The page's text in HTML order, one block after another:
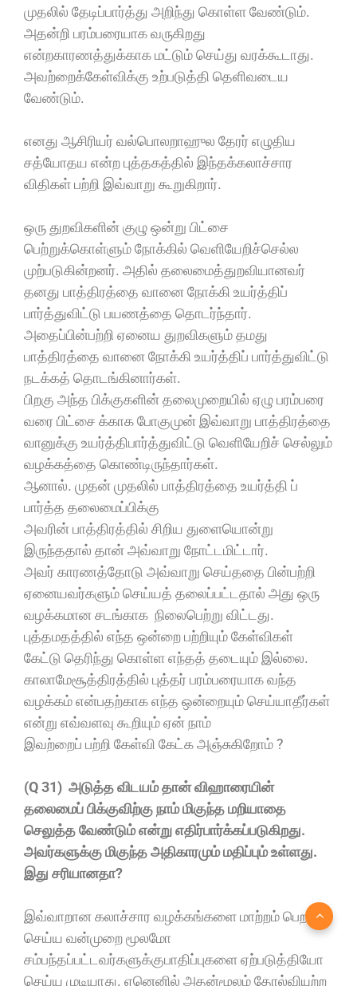
முதலில் தேடிப்பார்த்து அறிந்து கொள்ள வேண்டும்.
அதன்றி பரம்பரையாக வருகிறது
என்றகாரணத்துக்காக மட்டும் செய்து வரக்கூடாது.
அவற்றைக்கேள்விக்கு உற்படுத்தி தெளிவடைய
வேண்டும்.
எனது ஆசிரியர் வல்பொலறாஹுல தேரர் எழுதிய
சத்யோதய என்ற புத்தகத்தில் இந்தக்கலாச்சார
விதிகள் பற்றி இவ்வாறு கூறுகிறார்.
ஒரு துறவிகளின் குழு ஒன்று பிட்சை
பெற்றுக்கொள்ளும் நோக்கில் வெளியேறிச்செல்ல
முற்படுகின்றனர். அதில் தலைமைத்துறவியானவர்
தனது பாத்திரத்தை வானை நோக்கி உயர்த்திப்
பார்த்துவிட்டு பயணத்தை தொடர்ந்தார்.
அதைப்பின்பற்றி ஏனைய துறவிகளும் தமது
பாத்திரத்தை வானை நோக்கி உயர்த்திப் பார்த்துவிட்டு
நடக்கத் தொடங்கினார்கள்.
பிறகு அந்த பிக்குகளின் தலைமுறையில் ஏழு பரம்பரை
வரை பிட்சை க்காக போகுமுன் இவ்வாறு பாத்திரத்தை
வானுக்கு உயர்த்திபார்த்துவிட்டு வெளியேறிச் செல்லும்
வழக்கத்தை கொண்டிருந்தார்கள்.
ஆனால். முதன் முதலில் பாத்திரத்தை உயர்த்தி ப்
பார்த்த தலைமைப்பிக்கு
அவரின் பாத்திரத்தில் சிறிய துளையொன்று
இருந்ததால் தான் அவ்வாறு நோட்டமிட்டார்.
அவர் காரணத்தோடு அவ்வாறு செய்ததை பின்பற்றி
ஏனையவர்களும் செய்யத் தலைப்பட்டதால் அது ஒரு
வழக்கமான சடங்காக நிலைபெற்று விட்டது.
புத்தமதத்தில் எந்த ஒன்றை பற்றியும் கேள்விகள்
கேட்டு தெரிந்து கொள்ள எந்தத் தடையும் இல்லை.
காலாமேசூத்திரத்தில் புத்தர் பரம்பரையாக வந்த
வழக்கம் என்பதற்காக எந்த ஒன்றையும் செய்யாதீர்கள்
என்று எவ்வளவு கூறியும் ஏன் நாம்
இவற்றைப் பற்றி கேள்வி கேட்க அஞ்சுகிறோம் ?
(Q 31) அடுத்த விடயம் தான் விஹாரையின்
தலைமைப் பிக்குவிற்கு நாம் மிகுந்த மறியாதை
செலுத்த வேண்டும் என்று எதிர்பார்க்கப்படுகிறது.
அவர்களுக்கு மிகுந்த அதிகாரமும் மதிப்பும் உள்ளது.
இது சரியானதா?
இவ்வாறான கலாச்சார வழக்கங்களை மாற்றம் பெறச்
செய்ய வன்முறை மூலமோ
சம்பந்தப்பட்டவர்களுக்குபாதிப்புகளை ஏற்படுத்தியோ
செய்ய முடியாது. ஏனெனில் அதன்மூலம் தோல்வியுற்ற